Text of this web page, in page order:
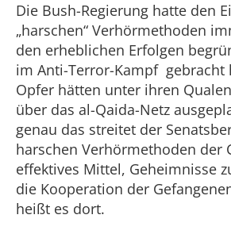
Die Bush-Regierung hatte den
„harschen“ Verhörmethoden
den erheblichen Erfolgen
im Anti-Terror-Kampf gebracht
Opfer hätten unter ihren
über das al-Qaida-Netz
genau das streitet der
harschen Verhörmethoden der
effektives Mittel, Geheimnisse
die Kooperation der
heißt es dort.